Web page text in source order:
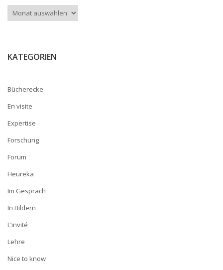
Archiv
KATEGORIEN
Bücherecke
En visite
Expertise
Forschung
Forum
Heureka
Im Gespräch
In Bildern
L’invité
Lehre
Nice to know